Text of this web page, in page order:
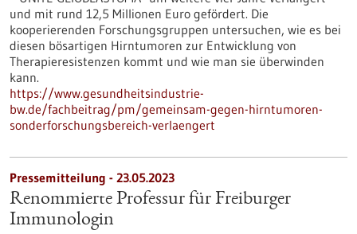
und mit rund 12,5 Millionen Euro gefördert. Die
kooperierenden Forschungsgruppen untersuchen, wie es bei
diesen bösartigen Hirntumoren zur Entwicklung von
Therapieresistenzen kommt und wie man sie überwinden
kann.
https://www.gesundheitsindustrie-
bw.de/fachbeitrag/pm/gemeinsam-gegen-hirntumoren-
sonderforschungsbereich-verlaengert
Pressemitteilung - 23.05.2023
Renommierte Professur für Freiburger
Immunologin